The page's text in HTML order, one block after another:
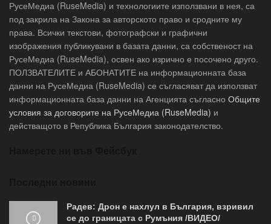
РусеМедиа (RuseMedia) и технологиите използвани в нея, са
под закрила на Закона за авторското право и сродните му
права. Всички текстови, фотографски и графични
изображения публикувани в базата данни, са собственост на
РусеМедиа (RuseMedia), освен ако изрично е посочено друго.
ПОЛЗВАТЕЛИТЕ и АБОНАТИТЕ на информационната база
данни на РусеМедиа (RuseMedia) се съгласяват да използват
информационната база данни на Агенцията съгласно Общите
условия за договорите на РусеМедиа (RuseMedia) и
действащото в Република България законодателство.
Радев: Дрон е нахлул в България, взривил
се до границата с Румъния /ВИДЕО/